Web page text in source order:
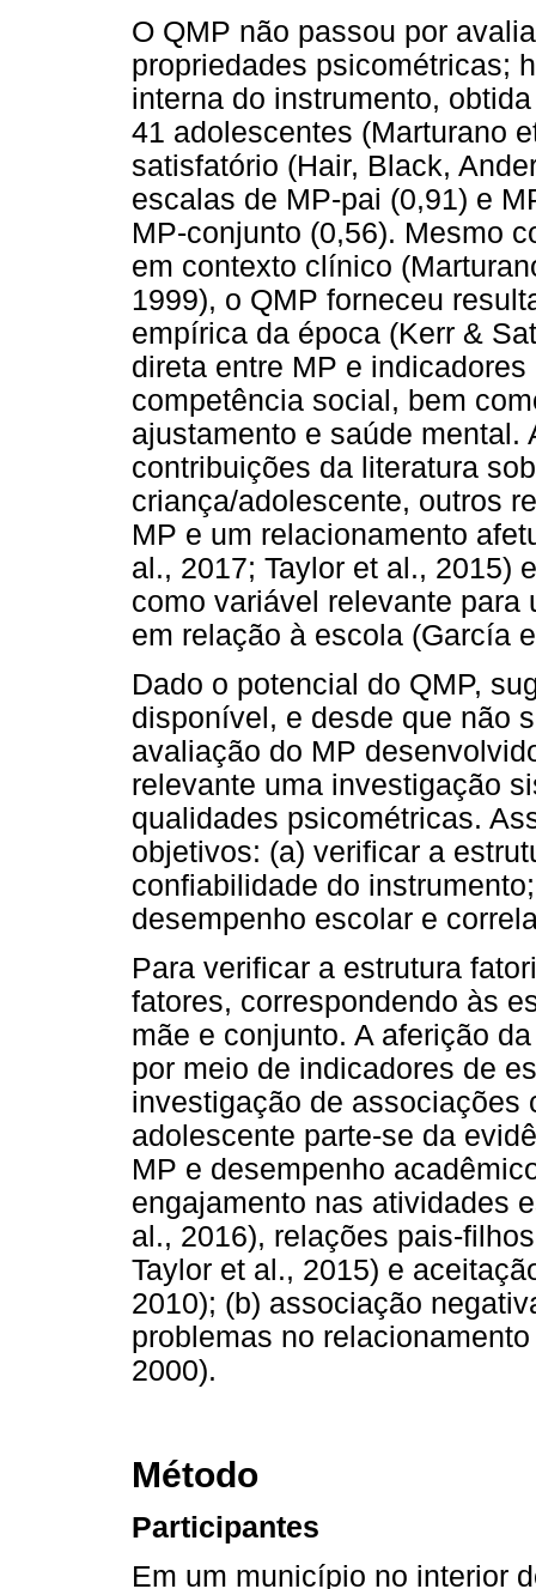
O QMP não passou por
propriedades psicométricas;
interna do instrumento,
41 adolescentes (Marturano
satisfatório (Hair, Black,
escalas de MP-pai (0,91) e
MP-conjunto (0,56). Mesmo
em contexto clínico
1999), o QMP forneceu
empírica da época (Kerr &
direta entre MP e
competência social, bem
ajustamento e saúde mental.
contribuições da literatura
criança/adolescente, outros
MP e um relacionamento
al., 2017; Taylor et al., 2015)
como variável relevante
em relação à escola (García
Dado o potencial do QMP,
disponível, e desde que não
avaliação do MP
relevante uma investigação
qualidades psicométricas.
objetivos: (a) verificar a
confiabilidade do
desempenho escolar e
Para verificar a estrutura
fatores, correspondendo às
mãe e conjunto. A aferição
por meio de indicadores de
investigação de associações
adolescente parte-se da
MP e desempenho
engajamento nas atividades
al., 2016), relações pais-
Taylor et al., 2015) e
2010); (b) associação
problemas no
2000).
Método
Participantes
Em um município no interior